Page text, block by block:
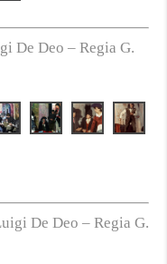
De Deo – Regia G.
De Deo – Regia G.